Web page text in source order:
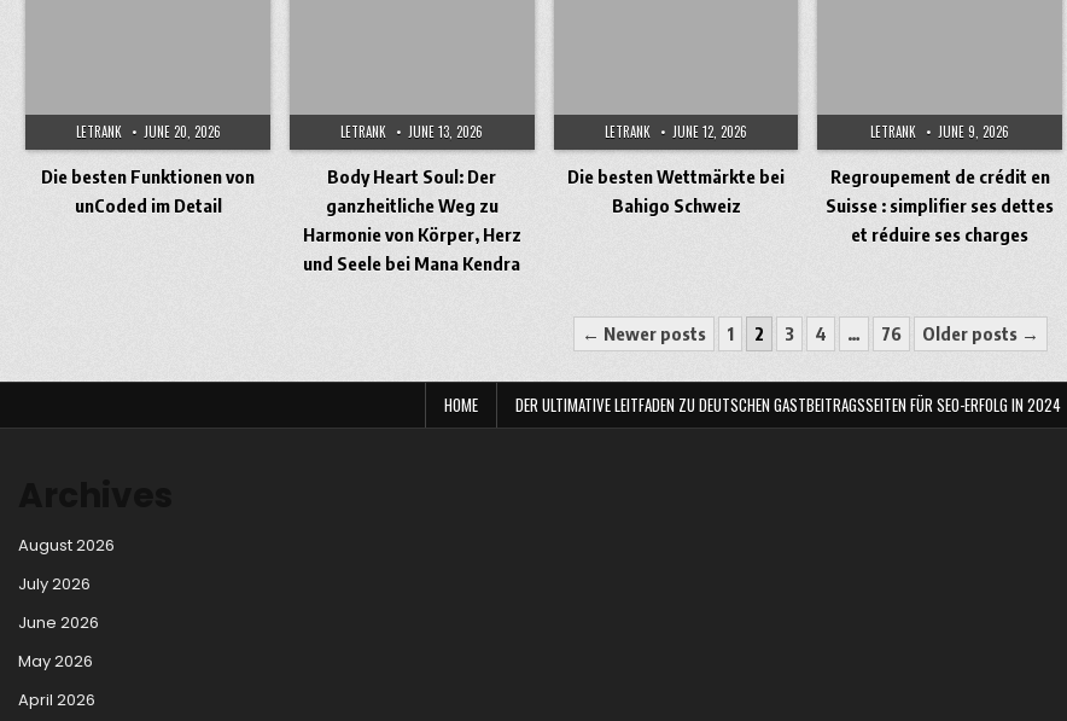
LETRANK JUNE 20, 2026
Die besten Funktionen von
unCoded im Detail
LETRANK JUNE 13, 2026
Body Heart Soul: Der
ganzheitliche Weg zu
Harmonie von Körper, Herz
und Seele bei Mana Kendra
LETRANK JUNE 12, 2026
Die besten Wettmärkte bei
Bahigo Schweiz
LETRANK JUNE 9, 2026
Regroupement de crédit en
Suisse : simplifier ses dettes
et réduire ses charges
← Newer posts 1 2 3 4 … 76 Older posts →
HOME DER ULTIMATIVE LEITFADEN ZU DEUTSCHEN GASTBEITRAGSSEITEN FÜR SEO-ERFOLG IN 2024
August 2026
July 2026
June 2026
May 2026
April 2026